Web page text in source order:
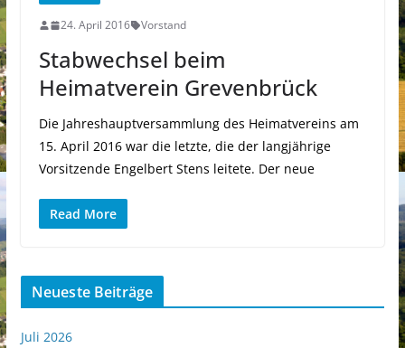
24. April 2016 Vorstand
Stabwechsel beim
Heimatverein Grevenbrück
Die Jahreshauptversammlung des Heimatvereins am
15. April 2016 war die letzte, die der langjährige
Vorsitzende Engelbert Stens leitete. Der neue
Read More
Neueste Beiträge
Juli 2026